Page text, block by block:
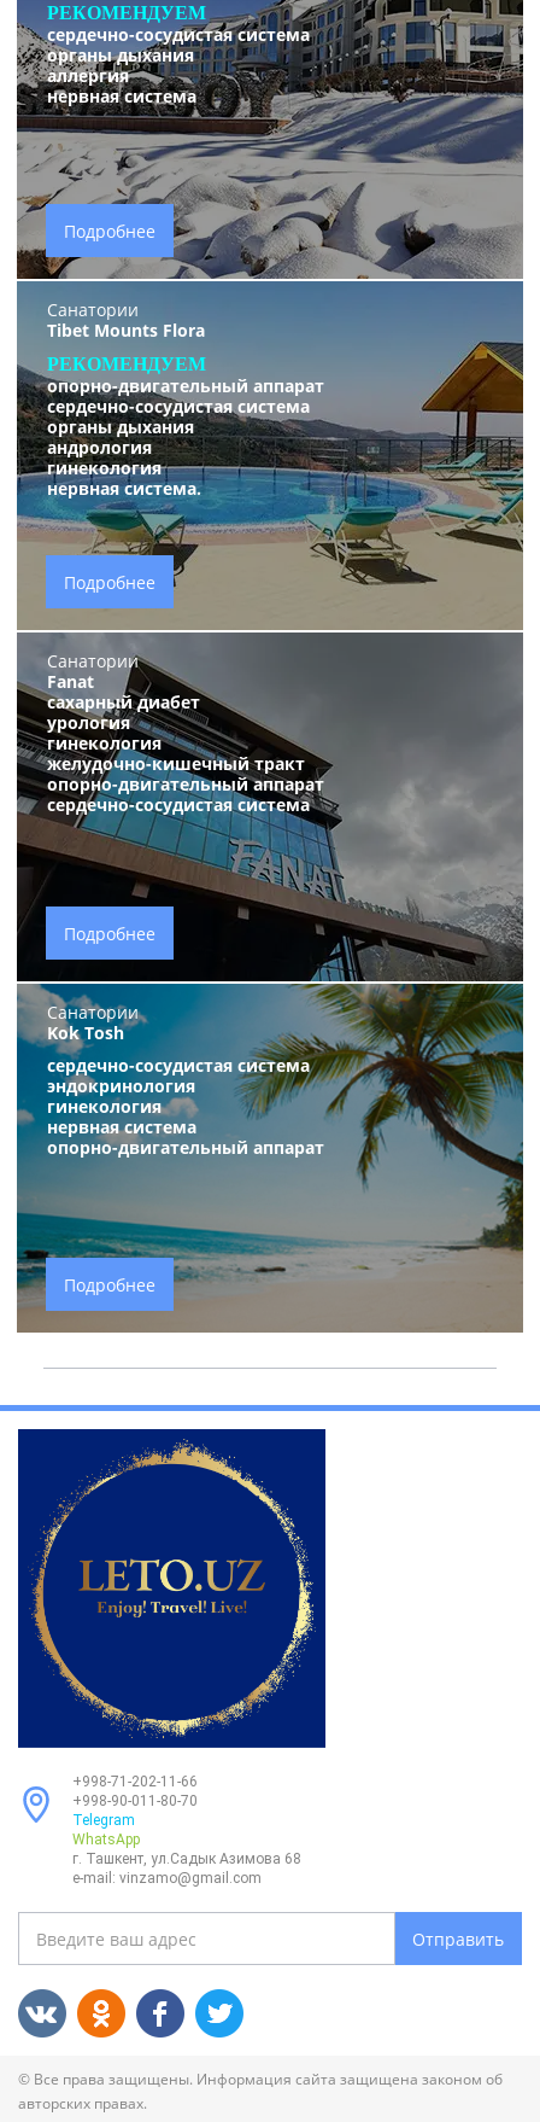
РЕКОМЕНДУЕМ
сердечно-сосудистая система
органы дыхания
аллергия
нервная система
Подробнее
Санатории
Tibet Mounts Flora
РЕКОМЕНДУЕМ
опорно-двигательный аппарат
сердечно-сосудистая система
органы дыхания
андрология
гинекология
нервная система.
Подробнее
Санатории
Fanat
сахарный диабет
урология
гинекология
желудочно-кишечный тракт
опорно-двигательный аппарат
сердечно-сосудистая система
Подробнее
Санатории
Kok Tosh
сердечно-сосудистая система
эндокринология
гинекология
нервная система
опорно-двигательный аппарат
Подробнее
+998-71-202-11-66
+998-90-011-80-70
Telegram
WhatsApp
г. Ташкент, ул.Садык Азимова 68
e-mail: vinzamo@gmail.com
Отправить
© Все права защищены. Информация сайта защищена законом об
авторских правах.